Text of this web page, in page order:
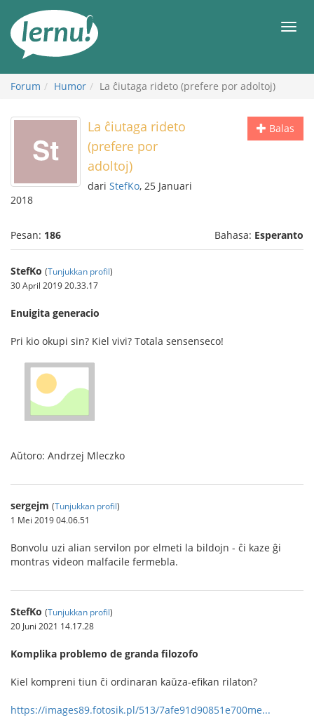
daftar
Forum Humor La ĉiutaga rideto (prefere por adoltoj)
Balas
La ĉiutaga rideto
(prefere por
adoltoj)
dari StefKo, 25 Januari
2018
Pesan: 186 Bahasa: Esperanto
StefKo (Tunjukkan profil)
30 April 2019 20.33.17
Enuigita generacio
Pri kio okupi sin? Kiel vivi? Totala sensenseco!
Aŭtoro: Andrzej Mleczko
sergejm (Tunjukkan profil)
1 Mei 2019 04.06.51
Bonvolu uzi alian servilon por elmeti la bildojn - ĉi kaze ĝi
montras videon malfacile fermebla.
StefKo (Tunjukkan profil)
20 Juni 2021 14.17.28
Komplika problemo de granda filozofo
Kiel kompreni tiun ĉi ordinaran kaŭza-efikan rilaton?
https://images89.fotosik.pl/513/7afe91d90851e700me...